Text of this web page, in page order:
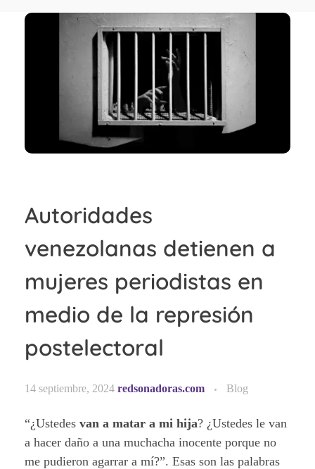
Autoridades
venezolanas detienen a
mujeres periodistas en
medio de la represión
postelectoral
14 septiembre, 2024 redsonadoras.com Blog
“¿Ustedes van a matar a mi hija? ¿Ustedes le van
a hacer daño a una muchacha inocente porque no
me pudieron agarrar a mí?”. Esas son las palabras